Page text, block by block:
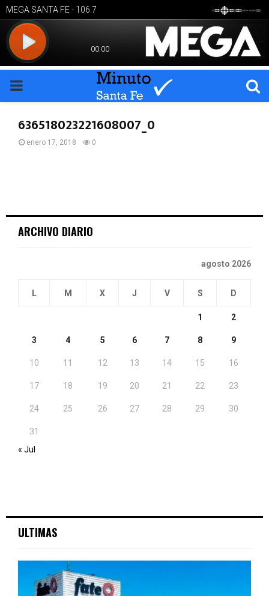
PRIMARY
MENU
636518023221608007_0
enero 17, 2018 0
ARCHIVO DIARIO
agosto 2026
L M X J V S D
1 2
3 4 5 6 7 8 9
10 11 12 13 14 15 16
17 18 19 20 21 22 23
24 25 26 27 28 29 30
31
« Jul
ULTIMAS